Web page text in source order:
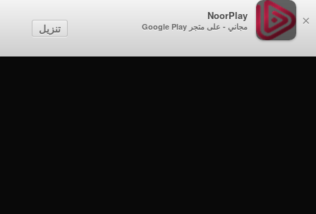
×
NoorPlay
مجاني - على متجر Google Play تنزيل